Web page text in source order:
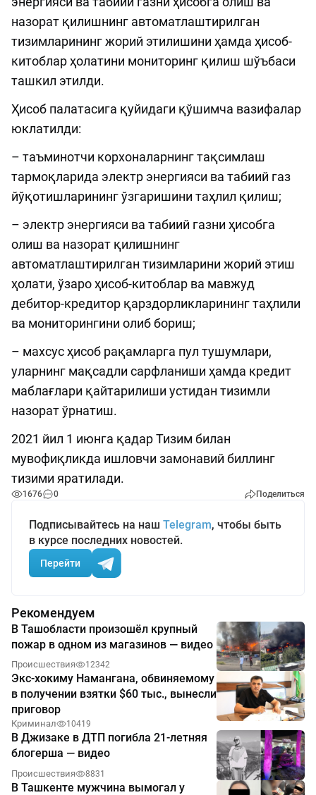
назорат қилишнинг автоматлаштирилган
тизимларининг жорий этилишини ҳамда ҳисоб-
китоблар ҳолатини мониторинг қилиш шўъбаси
ташкил этилди.
Ҳисоб палатасига қуйидаги қўшимча вазифалар
юклатилди:
– таъминотчи корхоналарнинг тақсимлаш
тармоқларида электр энергияси ва табиий газ
йўқотишларининг ўзгаришини таҳлил қилиш;
– электр энергияси ва табиий газни ҳисобга
олиш ва назорат қилишнинг
автоматлаштирилган тизимларини жорий этиш
ҳолати, ўзаро ҳисоб-китоблар ва мавжуд
дебитор-кредитор қарздорликларининг таҳлили
ва мониторингини олиб бориш;
– махсус ҳисоб рақамларга пул тушумлари,
уларнинг мақсадли сарфланиши ҳамда кредит
маблағлари қайтарилиши устидан тизимли
назорат ўрнатиш.
2021 йил 1 июнга қадар Тизим билан
мувофиқликда ишловчи замонавий биллинг
тизими яратилади.
1676 0 Поделиться
Подписывайтесь на наш Telegram, чтобы быть
в курсе последних новостей.
Перейти
Рекомендуем
В Ташобласти произошёл крупный
пожар в одном из магазинов — видео
Происшествия 12342
Экс-хокиму Намангана, обвиняемому
в получении взятки $60 тыс., вынесли
приговор
Криминал 10419
В Джизаке в ДТП погибла 21-летняя
блогерша — видео
Происшествия 8831
В Ташкенте мужчина вымогал у